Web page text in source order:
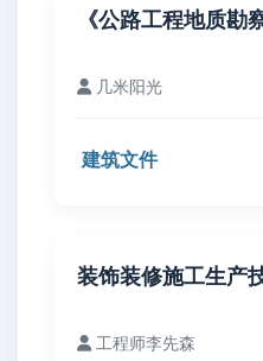
《公路工程地质勘
几米阳光
建筑文件
装饰装修施工生产
工程师李先森